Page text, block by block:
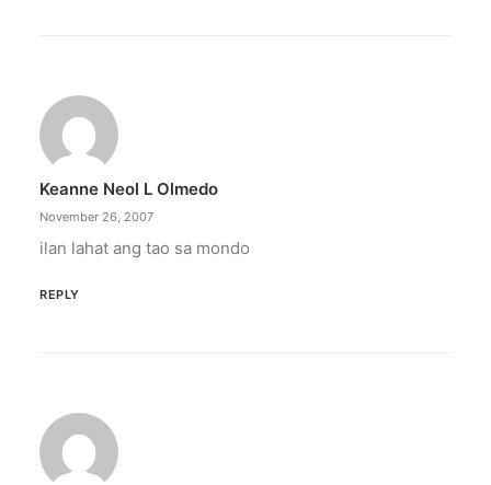
Keanne Neol L Olmedo
November 26, 2007
ilan lahat ang tao sa mondo
REPLY